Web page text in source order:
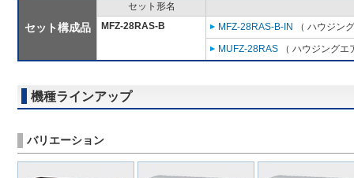
セット構成品
セット形名
MFZ-28RAS-B
MFZ-28RAS-B-IN
（ ハウジン
MUFZ-28RAS （ ハウジング
機種ラインアップ
バリエーション